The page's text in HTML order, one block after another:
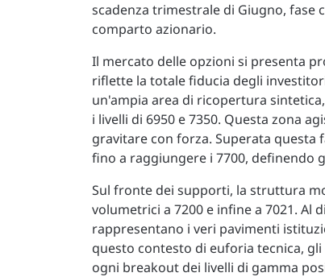
scadenza trimestrale di Giugno,
comparto azionario.
Il mercato delle opzioni si presenta
riflette la totale fiducia degli
un'ampia area di ricopertura
i livelli di 6950 e 7350. Questa zona
gravitare con forza. Superata questa
fino a raggiungere i 7700, definendo
Sul fronte dei supporti, la struttura
volumetrici a 7200 e infine a 7021.
rappresentano i veri pavimenti
questo contesto di euforia tecnica,
ogni breakout dei livelli di gamma